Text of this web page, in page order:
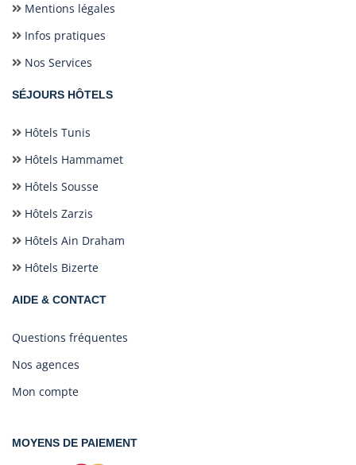
Mentions légales
Infos pratiques
Nos Services
SÉJOURS HÔTELS
Hôtels Tunis
Hôtels Hammamet
Hôtels Sousse
Hôtels Zarzis
Hôtels Ain Draham
Hôtels Bizerte
AIDE & CONTACT
Questions fréquentes
Nos agences
Mon compte
MOYENS DE PAIEMENT